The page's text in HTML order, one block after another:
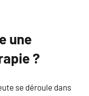
une
?
se déroule dans